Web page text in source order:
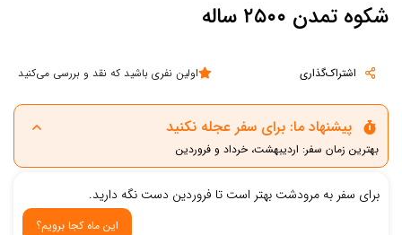
شکوه تمدن ۲۵۰۰ ساله
اشتراک‌گذاری اولین نفری باشید که نقد و بررسی می‌کنید
پیشنهاد ما: برای سفر عجله نکنید
بهترین زمان سفر: اردیبهشت، خرداد و فروردین
برای سفر به مرودشت بهتر است تا فروردین دست نگه دارید.
این ماه کجا برویم؟